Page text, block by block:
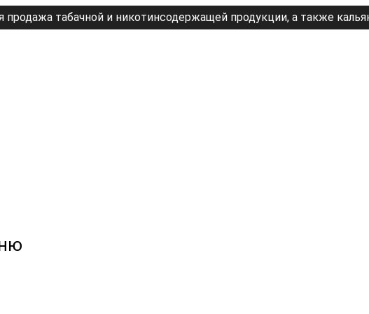
продажа табачной и никотинсодержащей продукции, а также